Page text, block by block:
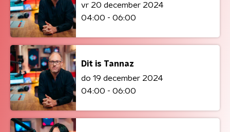
vr 20 december 2024
04:00 - 06:00
Dit is Tannaz
do 19 december 2024
04:00 - 06:00